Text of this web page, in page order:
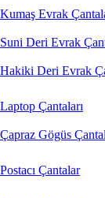
Kumaş Evrak
Suni Deri Evrak
Hakiki Deri Evrak
Laptop Çantaları
Çapraz Gögüs
Postacı Çantalar